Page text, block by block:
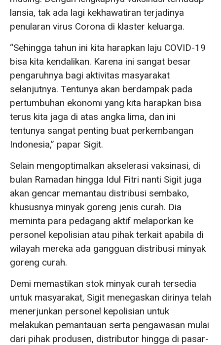
lansia, tak ada lagi kekhawatiran terjadinya
penularan virus Corona di klaster keluarga.
“Sehingga tahun ini kita harapkan laju COVID-19
bisa kita kendalikan. Karena ini sangat besar
pengaruhnya bagi aktivitas masyarakat
selanjutnya. Tentunya akan berdampak pada
pertumbuhan ekonomi yang kita harapkan bisa
terus kita jaga di atas angka lima, dan ini
tentunya sangat penting buat perkembangan
Indonesia,” papar Sigit.
Selain mengoptimalkan akselerasi vaksinasi, di
bulan Ramadan hingga Idul Fitri nanti Sigit juga
akan gencar memantau distribusi sembako,
khususnya minyak goreng jenis curah. Dia
meminta para pedagang aktif melaporkan ke
personel kepolisian atau pihak terkait apabila di
wilayah mereka ada gangguan distribusi minyak
goreng curah.
Demi memastikan stok minyak curah tersedia
untuk masyarakat, Sigit menegaskan dirinya telah
menerjunkan personel kepolisian untuk
melakukan pemantauan serta pengawasan mulai
dari pihak produsen, distributor hingga di pasar-